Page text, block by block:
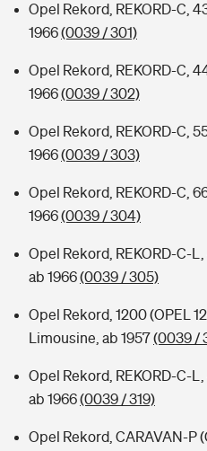
Opel Rekord, REKORD-C,
1966(0039 / 301)
Opel Rekord, REKORD-C,
1966(0039 / 302)
Opel Rekord, REKORD-C,
1966(0039 / 303)
Opel Rekord, REKORD-C,
1966(0039 / 304)
Opel Rekord, REKORD-C-
ab 1966(0039 / 305)
Opel Rekord, 1200 (OPEL
Limousine, ab 1957(0039 /
Opel Rekord, REKORD-C-
ab 1966(0039 / 319)
Opel Rekord, CARAVAN-P